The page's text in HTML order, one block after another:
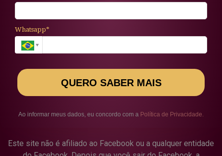
Whatsapp*
QUERO SABER MAIS
Ao informar meus dados, eu concordo com a Política de Privacidade.
Este site não é afiliado ao Facebook ou a qualquer entidade